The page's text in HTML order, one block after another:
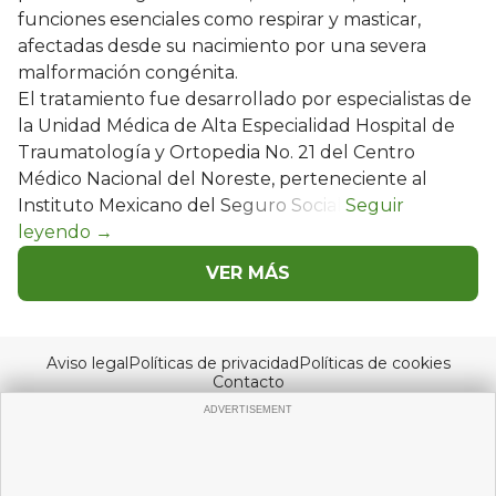
funciones esenciales como respirar y masticar,
afectadas desde su nacimiento por una severa
malformación congénita.
El tratamiento fue desarrollado por especialistas de
la Unidad Médica de Alta Especialidad Hospital de
Traumatología y Ortopedia No. 21 del Centro
Médico Nacional del Noreste, perteneciente al
Instituto Mexicano del Seguro Social.
VER MÁS
Aviso legalPolíticas de privacidadPolíticas de cookies
Contacto